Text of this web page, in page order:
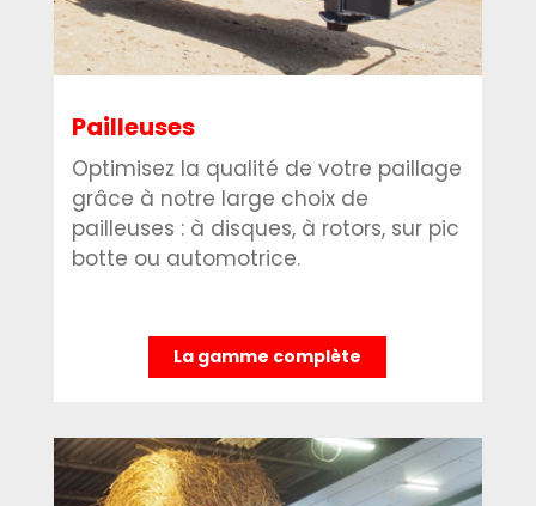
Pailleuses
Optimisez la qualité de votre paillage
grâce à notre large choix de
pailleuses : à disques, à rotors, sur pic
botte ou automotrice.
La gamme complète